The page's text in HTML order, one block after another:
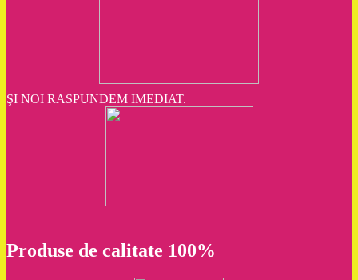
ŞI NOI RASPUNDEM IMEDIAT.
Produse de calitate 100%